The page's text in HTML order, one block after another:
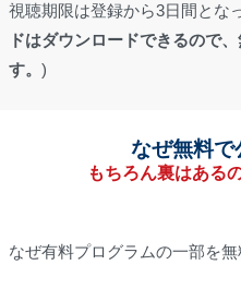
視聴期限は登録から3日間とな
ドはダウンロードできるので
す。 )
なぜ無料で
もちろん裏はある
なぜ有料プログラムの一部を